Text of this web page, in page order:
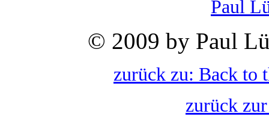
Paul
© 2009 by Paul
zurück zu: Back to
zurück